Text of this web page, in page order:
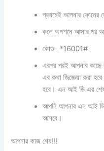
প্রথমেই আপনার ফোনের
কলে অপশনে আসার পর
কোড- *16001#
এরপর পরই আপনার কাছে
এর কথা জিজ্ঞেয়া করা
হবে। এন আই ডি এর
আপনি আপনার এন আই ডি
আসবে।
আপনার কাজ শেষ!!!